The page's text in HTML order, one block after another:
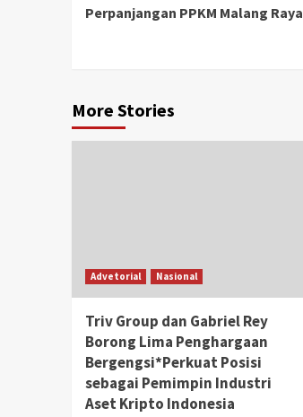
Perpanjangan PPKM Malang Raya
More Stories
Advetorial Nasional
Triv Group dan Gabriel Rey
Borong Lima Penghargaan
Bergengsi*Perkuat Posisi
sebagai Pemimpin Industri
Aset Kripto Indonesia